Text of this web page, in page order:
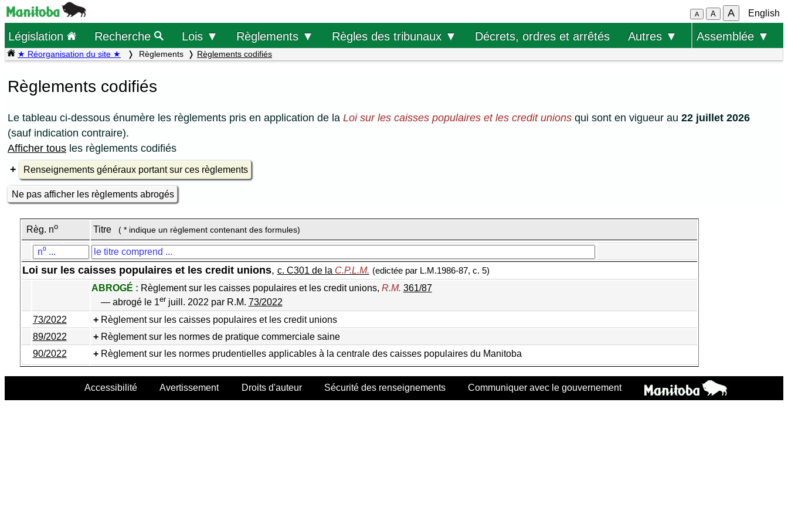
A A A English
Législation Recherche Lois ▼ Règlements ▼ Règles des tribunaux ▼ Décrets, ordres et arrêtés Autres ▼ Assemblée ▼
★ Réorganisation du site ★ Règlements Règlements codifiés
Règlements codifiés
Le tableau ci-dessous énumère les règlements pris en application de la Loi sur les caisses populaires et les credit unions qui sont en vigueur au 22 juillet 2026
(sauf indication contraire).
Afficher tous les règlements codifiés
Renseignements généraux portant sur ces règlements
Ne pas afficher les règlements abrogés
Règ. no Titre ( * indique un règlement contenant des formules)
Loi sur les caisses populaires et les credit unions, c. C301 de la C.P.L.M. (edictée par L.M.1986-87, c. 5)
ABROGÉ : Règlement sur les caisses populaires et les credit unions, R.M. 361/87
— abrogé le 1er juill. 2022 par R.M. 73/2022
73/2022
Règlement sur les caisses populaires et les credit unions
89/2022
Règlement sur les normes de pratique commerciale saine
90/2022
Règlement sur les normes prudentielles applicables à la centrale des caisses populaires du Manitoba
Accessibilité Avertissement Droits d'auteur Sécurité des renseignements Communiquer avec le gouvernement